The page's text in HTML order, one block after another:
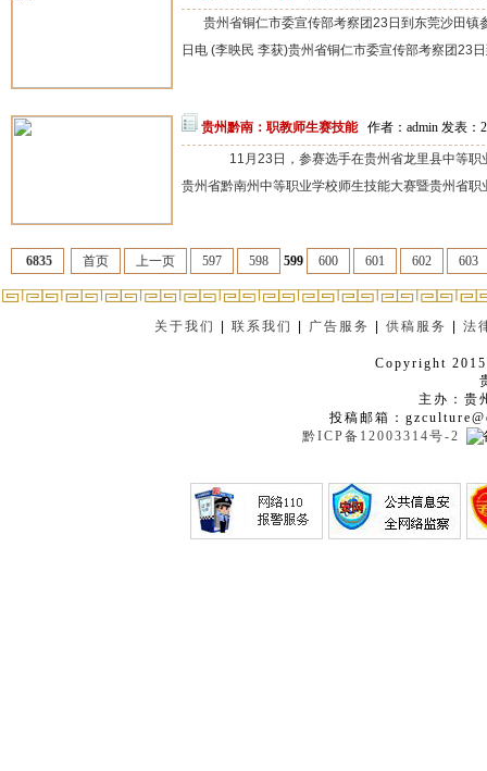
贵州省铜仁市委宣传部考察团23日到东莞沙田
日电 (李映民 李获)贵州省铜仁市委宣传部考察团23
贵州黔南：职教师生赛技能 作者：admin 发表：
11月23日，参赛选手在贵州省龙里县中等
贵州省黔南州中等职业学校师生技能大赛暨贵州省
6835 首页 上一页 597 598 599 600 601 602 603
关于我们 |联系我们 广告服务 |供稿服务 |法
Copyright
主办：贵
投稿邮箱：
黔ICP备12003314号-2